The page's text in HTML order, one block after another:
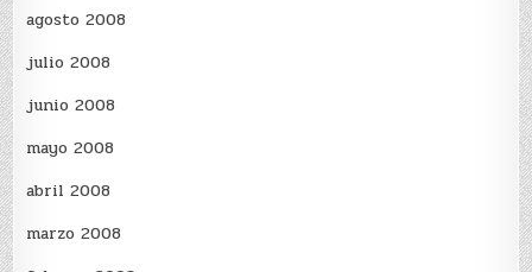
agosto 2008
julio 2008
junio 2008
mayo 2008
abril 2008
marzo 2008